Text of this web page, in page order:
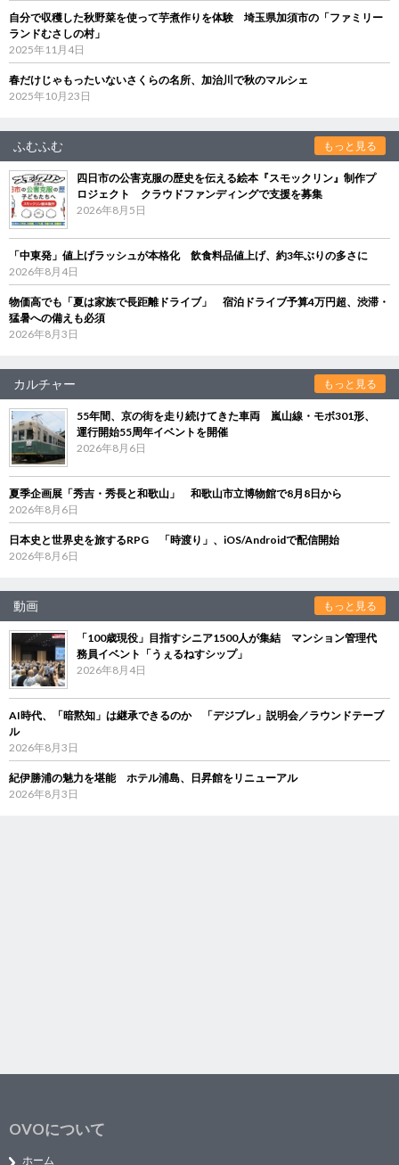
自分で収穫した秋野菜を使って芋煮作りを体験 埼玉県加須市の「ファミリー
ランドむさしの村」
2025年11月4日
春だけじゃもったいないさくらの名所、加治川で秋のマルシェ
2025年10月23日
ふむふむ もっと見る
四日市の公害克服の歴史を伝える絵本『スモックリン』制作プ
ロジェクト クラウドファンディングで支援を募集
2026年8月5日
「中東発」値上げラッシュが本格化 飲食料品値上げ、約3年ぶりの多さに
2026年8月4日
物価高でも「夏は家族で長距離ドライブ」 宿泊ドライブ予算4万円超、渋滞・
猛暑への備えも必須
2026年8月3日
カルチャー もっと見る
55年間、京の街を走り続けてきた車両 嵐山線・モボ301形、
運行開始55周年イベントを開催
2026年8月6日
夏季企画展「秀吉・秀長と和歌山」 和歌山市立博物館で8月8日から
2026年8月6日
日本史と世界史を旅するRPG 「時渡り」、iOS/Androidで配信開始
2026年8月6日
動画 もっと見る
「100歳現役」目指すシニア1500人が集結 マンション管理代
務員イベント「うぇるねすシップ」
2026年8月4日
AI時代、「暗黙知」は継承できるのか 「デジブレ」説明会／ラウンドテーブ
ル
2026年8月3日
紀伊勝浦の魅力を堪能 ホテル浦島、日昇館をリニューアル
2026年8月3日
OVOについて
ホーム